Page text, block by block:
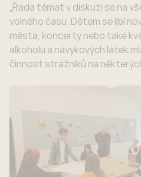
„Řada témat v diskuzi se na
volného času. Dětem se líbí
města, koncerty nebo také
alkoholu a návykových látek
činnost strážníků na